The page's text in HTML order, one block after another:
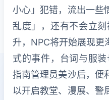
小心」犯错，流出一些
乱度」，还有不会立
升，NPC将开始展现更
式的事件，台词与服
指南管理员美沙后，便
以开启教堂、漫展、警